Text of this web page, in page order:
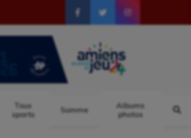
Tous
sports
Somme
Albums
photos